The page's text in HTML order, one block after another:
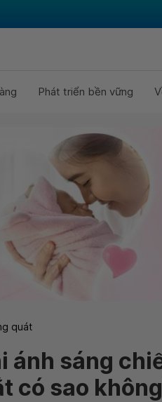
Phát triển bền vững
quát
ánh sáng
có sao